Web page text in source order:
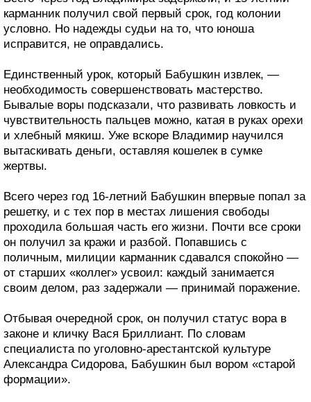
карманник получил свой первый срок, год колонии
условно. Но надежды судьи на то, что юноша
исправится, не оправдались.
Единственный урок, который Бабушкин извлек, —
необходимость совершенствовать мастерство.
Бывалые воры подсказали, что развивать ловкость и
чувствительность пальцев можно, катая в руках орехи
и хлебный мякиш. Уже вскоре Владимир научился
вытаскивать деньги, оставляя кошелек в сумке
жертвы.
Всего через год 16-летний Бабушкин впервые попал за
решетку, и с тех пор в местах лишения свободы
проходила большая часть его жизни. Почти все сроки
он получил за кражи и разбой. Попавшись с
поличным, милиции карманник сдавался спокойно —
от старших «коллег» усвоил: каждый занимается
своим делом, раз задержали — принимай поражение.
Отбывая очередной срок, он получил статус вора в
законе и кличку Вася Бриллиант. По словам
специалиста по уголовно-арестантской культуре
Александра Сидорова, Бабушкин был вором «старой
формации».